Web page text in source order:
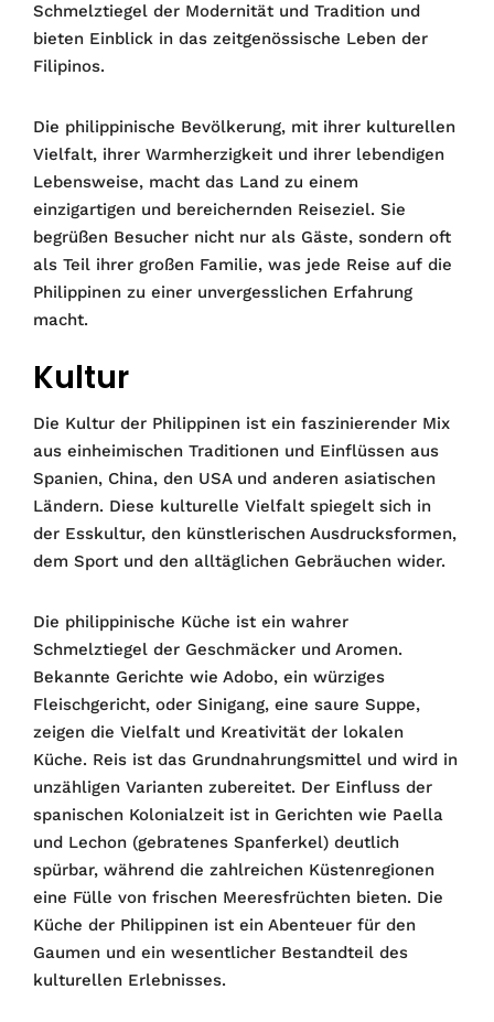
Schmelztiegel der Modernität und Tradition und
bieten Einblick in das zeitgenössische Leben der
Filipinos.
Die philippinische Bevölkerung, mit ihrer kulturellen
Vielfalt, ihrer Warmherzigkeit und ihrer lebendigen
Lebensweise, macht das Land zu einem
einzigartigen und bereichernden Reiseziel. Sie
begrüßen Besucher nicht nur als Gäste, sondern oft
als Teil ihrer großen Familie, was jede Reise auf die
Philippinen zu einer unvergesslichen Erfahrung
macht.
Kultur
Die Kultur der Philippinen ist ein faszinierender Mix
aus einheimischen Traditionen und Einflüssen aus
Spanien, China, den USA und anderen asiatischen
Ländern. Diese kulturelle Vielfalt spiegelt sich in
der Esskultur, den künstlerischen Ausdrucksformen,
dem Sport und den alltäglichen Gebräuchen wider.
Die philippinische Küche ist ein wahrer
Schmelztiegel der Geschmäcker und Aromen.
Bekannte Gerichte wie Adobo, ein würziges
Fleischgericht, oder Sinigang, eine saure Suppe,
zeigen die Vielfalt und Kreativität der lokalen
Küche. Reis ist das Grundnahrungsmittel und wird in
unzähligen Varianten zubereitet. Der Einfluss der
spanischen Kolonialzeit ist in Gerichten wie Paella
und Lechon (gebratenes Spanferkel) deutlich
spürbar, während die zahlreichen Küstenregionen
eine Fülle von frischen Meeresfrüchten bieten. Die
Küche der Philippinen ist ein Abenteuer für den
Gaumen und ein wesentlicher Bestandteil des
kulturellen Erlebnisses.